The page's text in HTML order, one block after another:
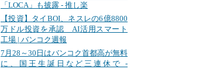
「LOCA」も披露 - 推し楽
【投資】タイBOI、ネスレの6億8800
万ドル投資を承認 AI活用スマート
工場 | バンコク週報
7月28～30日はバンコク首都高が無料
に、国王生誕日など三連休で -